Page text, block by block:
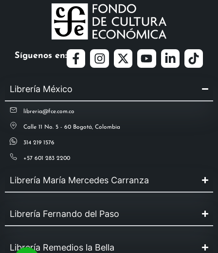
Síguenos en:
Librería México
libreria@fce.com.co
Calle 11 No. 5 - 60 Bogotá, Colombia
314 219 1576
+57 601 283 2200
Librería María Mercedes Carranza
Librería Fernando del Paso
Librería Remedios la Bella